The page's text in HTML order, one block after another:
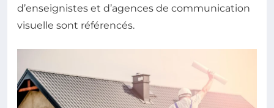
d’enseignistes et d’agences de communication
visuelle sont référencés.